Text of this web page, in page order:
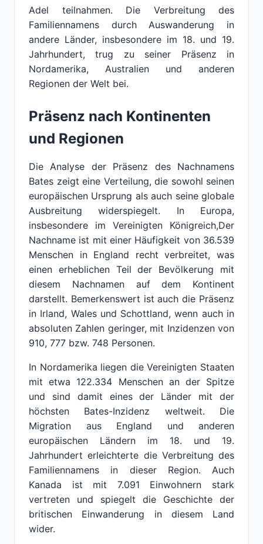
Adel teilnahmen. Die Verbreitung des
Familiennamens durch Auswanderung in
andere Länder, insbesondere im 18. und 19.
Jahrhundert, trug zu seiner Präsenz in
Nordamerika, Australien und anderen
Regionen der Welt bei.
Präsenz nach Kontinenten
und Regionen
Die Analyse der Präsenz des Nachnamens
Bates zeigt eine Verteilung, die sowohl seinen
europäischen Ursprung als auch seine globale
Ausbreitung widerspiegelt. In Europa,
insbesondere im Vereinigten Königreich,Der
Nachname ist mit einer Häufigkeit von 36.539
Menschen in England recht verbreitet, was
einen erheblichen Teil der Bevölkerung mit
diesem Nachnamen auf dem Kontinent
darstellt. Bemerkenswert ist auch die Präsenz
in Irland, Wales und Schottland, wenn auch in
absoluten Zahlen geringer, mit Inzidenzen von
910, 777 bzw. 748 Personen.
In Nordamerika liegen die Vereinigten Staaten
mit etwa 122.334 Menschen an der Spitze
und sind damit eines der Länder mit der
höchsten Bates-Inzidenz weltweit. Die
Migration aus England und anderen
europäischen Ländern im 18. und 19.
Jahrhundert erleichterte die Verbreitung des
Familiennamens in dieser Region. Auch
Kanada ist mit 7.091 Einwohnern stark
vertreten und spiegelt die Geschichte der
britischen Einwanderung in diesem Land
wider.